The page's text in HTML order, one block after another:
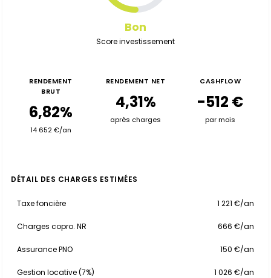
Bon
Score investissement
RENDEMENT
BRUT
6,82%
14 652 €/an
RENDEMENT NET
4,31%
après charges
CASHFLOW
-512 €
par mois
DÉTAIL DES CHARGES ESTIMÉES
Taxe foncière 1 221 €/an
Charges copro. NR 666 €/an
Assurance PNO 150 €/an
Gestion locative (7%) 1 026 €/an